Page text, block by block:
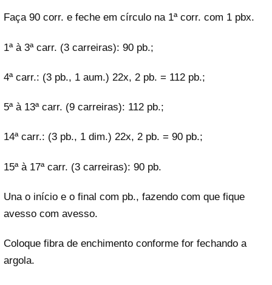
Faça 90 corr. e feche em círculo na 1ª corr. com 1 pbx.
1ª à 3ª carr. (3 carreiras): 90 pb.;
4ª carr.: (3 pb., 1 aum.) 22x, 2 pb. = 112 pb.;
5ª à 13ª carr. (9 carreiras): 112 pb.;
14ª carr.: (3 pb., 1 dim.) 22x, 2 pb. = 90 pb.;
15ª à 17ª carr. (3 carreiras): 90 pb.
Una o início e o final com pb., fazendo com que fique
avesso com avesso.
Coloque fibra de enchimento conforme for fechando a
argola.